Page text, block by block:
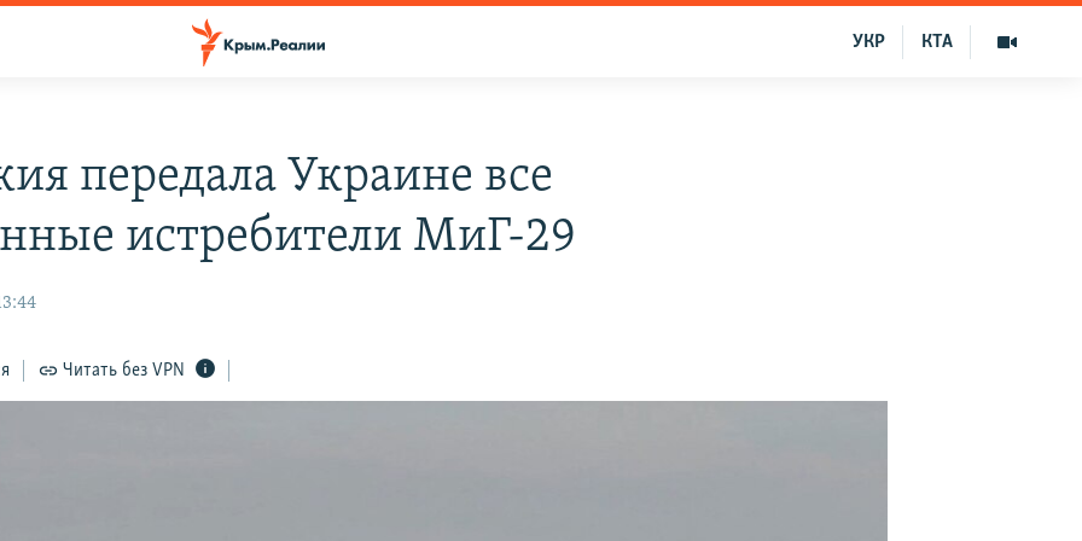
КТА
УКР
передала Украине все
истребители МиГ-29
Читать без VPN